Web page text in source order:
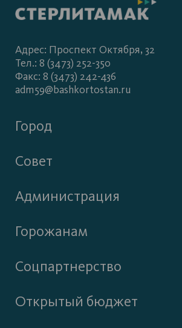
Адрес: Проспект Октября, 32
Тел.: 8 (3473) 252-350
Факс: 8 (3473) 242-436
adm59@bashkortostan.ru
Город
Совет
Администрация
Горожанам
Соцпартнерство
Открытый бюджет